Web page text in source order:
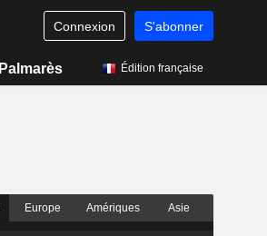
Connexion S'abonner
Palmarès Édition française
Europe Amériques Asie